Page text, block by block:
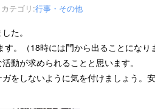
テゴリ:行事・その他
た。
。（18時には門から出ることになり
動が求められることと思います。
をしないように気を付けましょう。安